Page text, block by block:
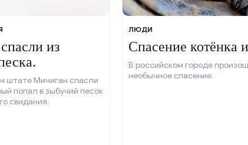
из
штате Мичиган спасли
попал в зыбучий песок
свидания.
ЛЮДИ
Спасение котёнка
В российском городе
необычное спасение.